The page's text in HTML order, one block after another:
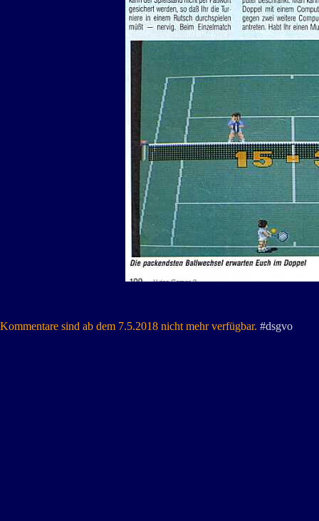
Kommentare sind ab dem 7.5.2018 nicht mehr verfügbar. #dsgvo